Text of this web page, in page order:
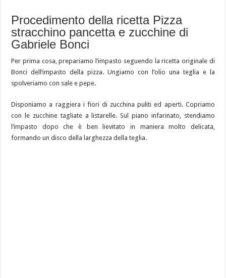
Procedimento della ricetta Pizza
stracchino pancetta e zucchine di
Gabriele Bonci
Per prima cosa, prepariamo l’impasto seguendo la ricetta originale di
Bonci dell’impasto della pizza. Ungiamo con l’olio una teglia e la
spolveriamo con sale e pepe.
Disponiamo a raggiera i fiori di zucchina puliti ed aperti. Copriamo
con le zucchine tagliate a listarelle. Sul piano infarinato, stendiamo
l’impasto dopo che è ben lievitato in maniera molto delicata,
formando un disco della larghezza della teglia.